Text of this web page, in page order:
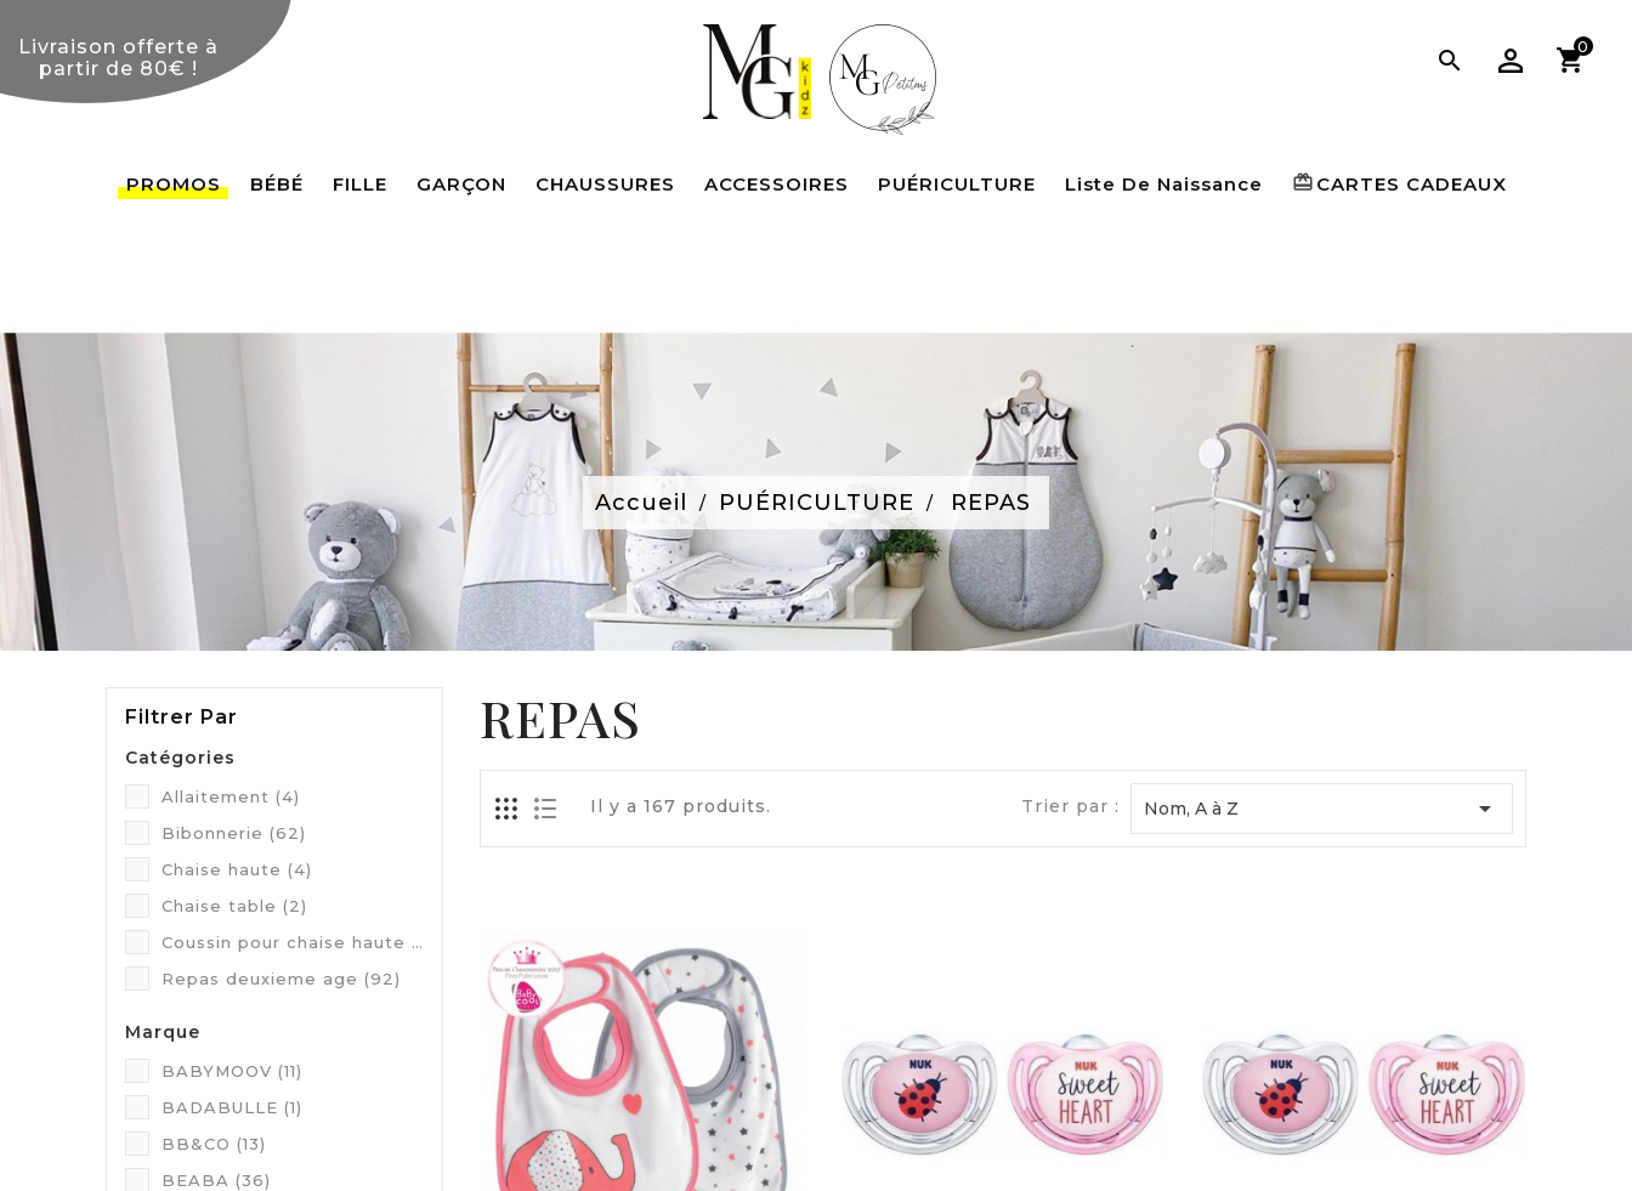
0

PROMOS BÉBÉ FILLE GARÇON CHAUSSURES ACCESSOIRES PUÉRICULTURE Liste De Naissance card_giftcard CARTES CADEAUX
Accueil PUÉRICULTURE REPAS
Filtrer Par
Catégories
Allaitement (4)
Bibonnerie (62)
Chaise haute (4)
Chaise table (2)
Coussin pour chaise haute
(3)
Repas deuxieme age (92)
Marque
BABYMOOV (11)
BADABULLE (1)
BB&CO (13)
BEABA (36)
REPAS
Il y a 167 produits. Trier par : Nom, A à Z 